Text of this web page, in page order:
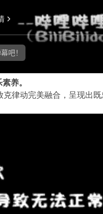
养。
律动完美融合，呈现出